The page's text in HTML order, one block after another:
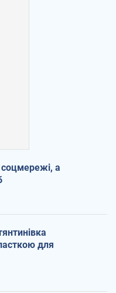
соцмережі, а
для